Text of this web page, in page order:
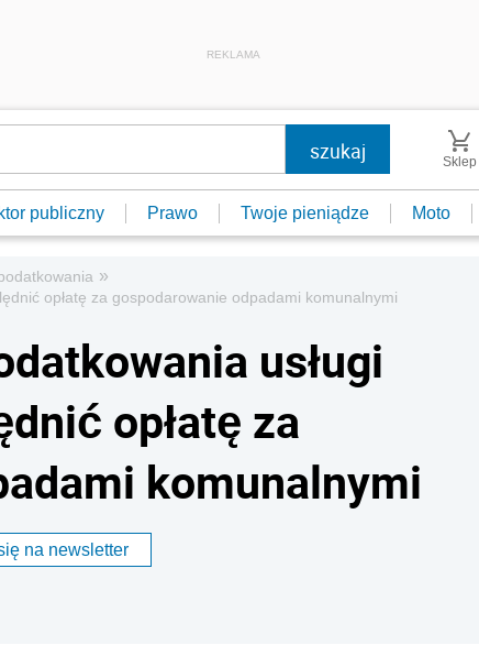
REKLAMA
Sklep
publiczny Prawo Twoje pieniądze Moto
»
opłatę za gospodarowanie odpadami komunalnymi
usługi
opłatę za
komunalnymi
na newsletter